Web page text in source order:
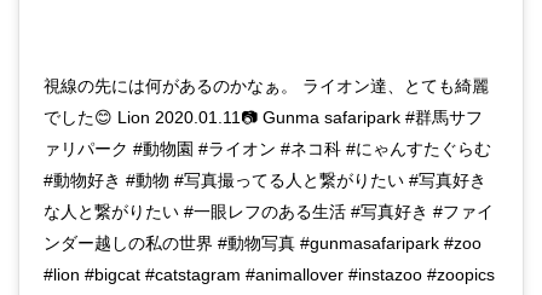
視線の先には何があるのかなぁ。 ライオン達、とても綺麗
でした😊 Lion 2020.01.11📷 Gunma safaripark #群馬サフ
ァリパーク #動物園 #ライオン #ネコ科 #にゃんすたぐらむ
#動物好き #動物 #写真撮ってる人と繋がりたい #写真好き
な人と繋がりたい #一眼レフのある生活 #写真好き #ファイ
ンダー越しの私の世界 #動物写真 #gunmasafaripark #zoo
#lion #bigcat #catstagram #animallover #instazoo #zoopics